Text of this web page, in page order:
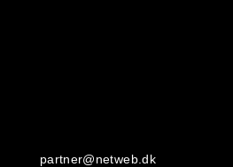
partner@netweb.dk